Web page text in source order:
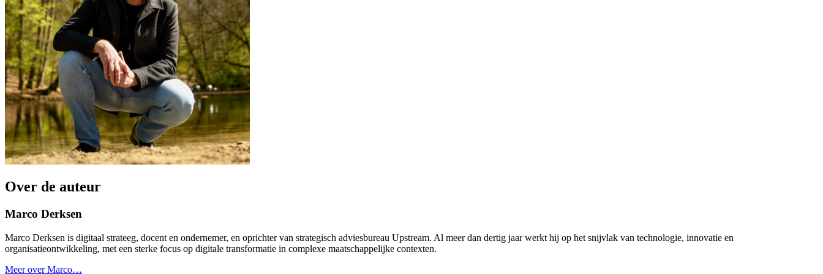
Over de auteur
Marco Derksen
Marco Derksen is digitaal strateeg, docent en ondernemer, en oprichter van strategisch adviesbureau Upstream. Al meer dan dertig jaar werkt hij op het snijvlak van technologie, innovatie en
organisatieontwikkeling, met een sterke focus op digitale transformatie in complexe maatschappelijke contexten.
Meer over Marco…